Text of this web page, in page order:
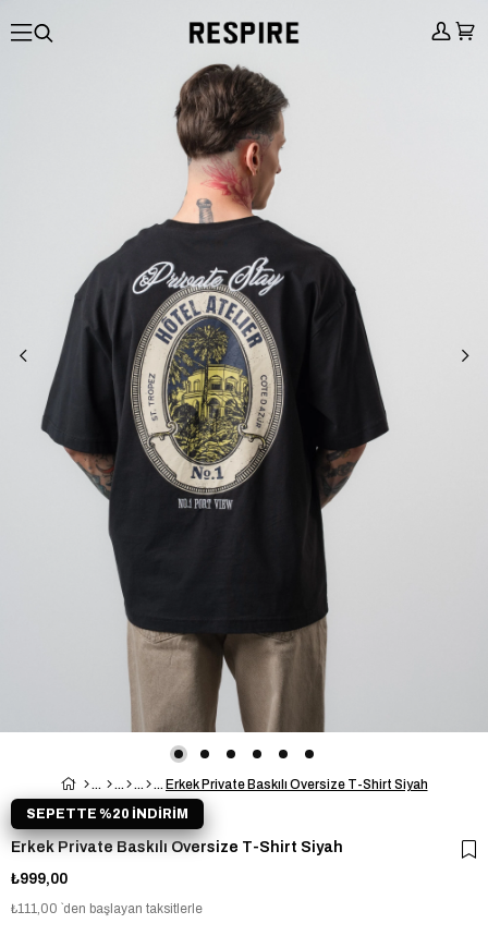
Erkek Private Baskılı Oversize T-Shirt Siyah
Erkek Private Baskılı Oversize T-Shirt Siyah
₺999,00
₺111,00 `den başlayan taksitlerle
SEPETTE %20 İNDİRİM